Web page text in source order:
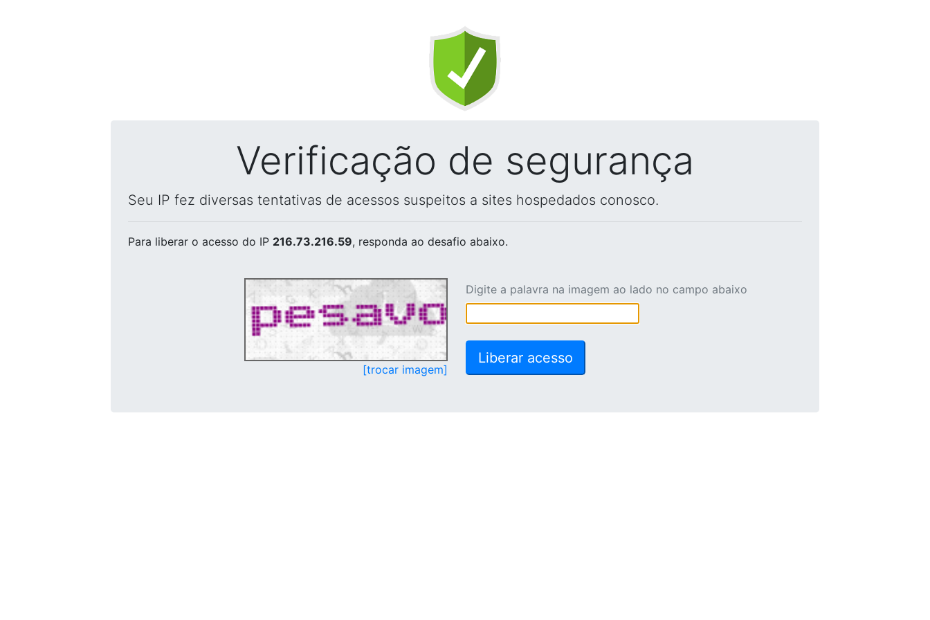
Verificação de segurança
Seu IP fez diversas tentativas de acessos suspeitos a sites hospedados conosco.
Para liberar o acesso do IP 216.73.216.59, responda ao desafio abaixo.
[trocar imagem]
Digite a palavra na imagem ao lado no campo abaixo